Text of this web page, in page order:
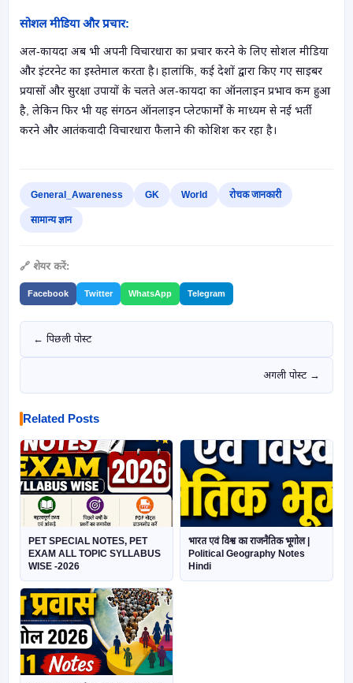
सोशल मीडिया और प्रचार:
अल-कायदा अब भी अपनी विचारधारा का प्रचार करने के लिए सोशल मीडिया
और इंटरनेट का इस्तेमाल करता है। हालांकि, कई देशों द्वारा किए गए साइबर
प्रयासों और सुरक्षा उपायों के चलते अल-कायदा का ऑनलाइन प्रभाव कम हुआ
है, लेकिन फिर भी यह संगठन ऑनलाइन प्लेटफार्मों के माध्यम से नई भर्ती
करने और आतंकवादी विचारधारा फैलाने की कोशिश कर रहा है।
General_Awareness GK World रोचक जानकारी
सामान्य ज्ञान
🔗 शेयर करें:
Facebook Twitter WhatsApp Telegram
← पिछली पोस्ट
अगली पोस्ट →
Related Posts
PET SPECIAL NOTES, PET
EXAM ALL TOPIC SYLLABUS
WISE -2026
भारत एवं विश्व का राजनैतिक भूगोल |
Political Geography Notes
Hindi